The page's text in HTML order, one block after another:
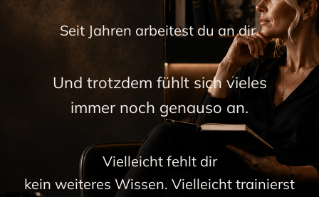
Seit Jahren arbeitest du an dir.
Und trotzdem fühlt sich vieles
immer noch genauso an.
Vielleicht fehlt dir
kein weiteres Wissen. Vielleicht trainierst